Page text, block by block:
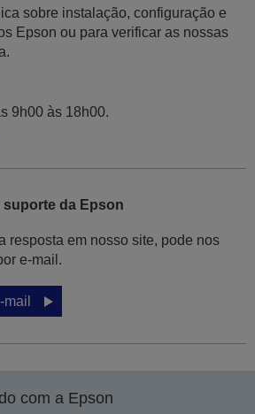
sobre instalação, configuração e
Epson ou para verificar as nossas
9h00 às 18h00.
suporte da Epson
resposta em nosso site, pode nos
e-mail.
com a Epson